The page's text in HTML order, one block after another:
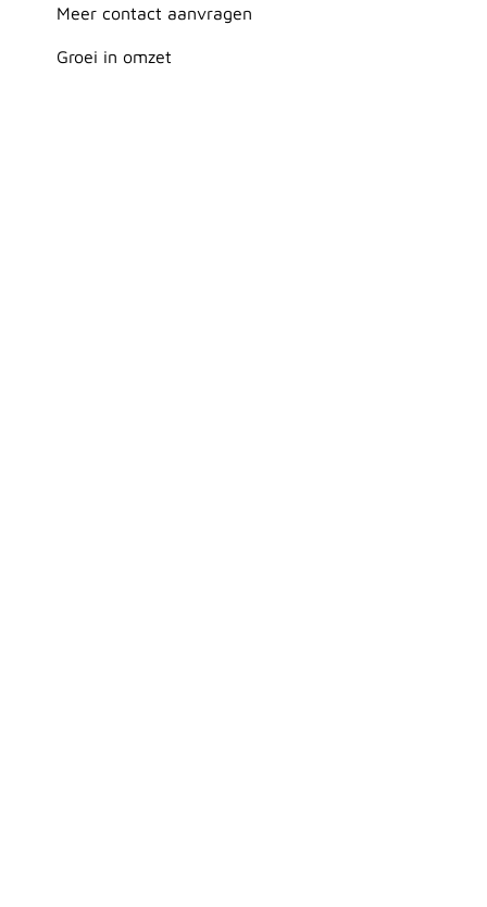
Meer contact aanvragen
Groei in omzet